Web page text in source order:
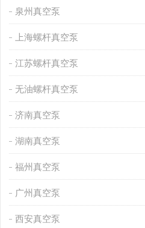
泉州真空泵
上海螺杆真空泵
江苏螺杆真空泵
无油螺杆真空泵
济南真空泵
湖南真空泵
福州真空泵
广州真空泵
西安真空泵